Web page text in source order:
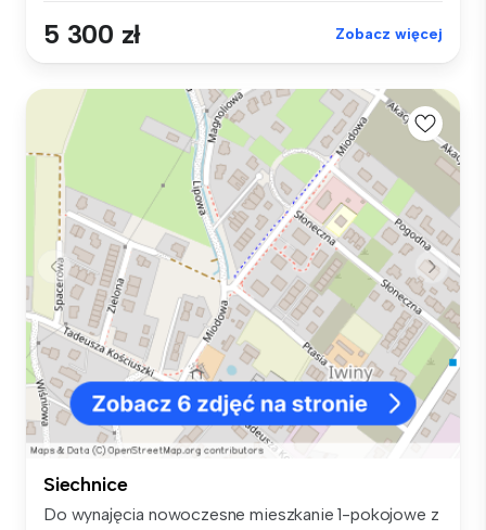
5 300 zł Zobacz więcej
Siechnice
Do wynajęcia nowoczesne mieszkanie 1-pokojowe z